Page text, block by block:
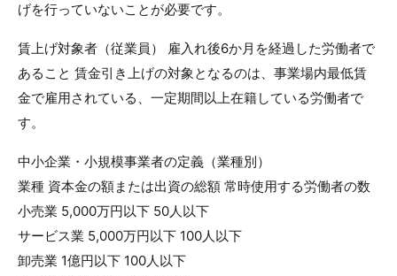
げを行っていないことが必要です。
賃上げ対象者（従業員） 雇入れ後6か月を経過した労働者で
あること 賃金引き上げの対象となるのは、事業場内最低賃
金で雇用されている、一定期間以上在籍している労働者で
す。
中小企業・小規模事業者の定義（業種別）
業種 資本金の額または出資の総額 常時使用する労働者の数
小売業 5,000万円以下 50人以下
サービス業 5,000万円以下 100人以下
卸売業 1億円以下 100人以下